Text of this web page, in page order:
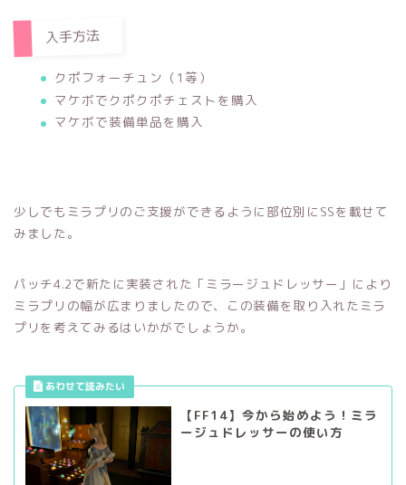
入手方法
クポフォーチュン（1等）
マケボでクポクポチェストを購入
マケボで装備単品を購入
少しでもミラプリのご支援ができるように部位別にSSを載せて
みました。
パッチ4.2で新たに実装された「ミラージュドレッサー」により
ミラプリの幅が広まりましたので、この装備を取り入れたミラ
プリを考えてみるはいかがでしょうか。
【FF14】今から始めよう！ミラ
ージュドレッサーの使い方